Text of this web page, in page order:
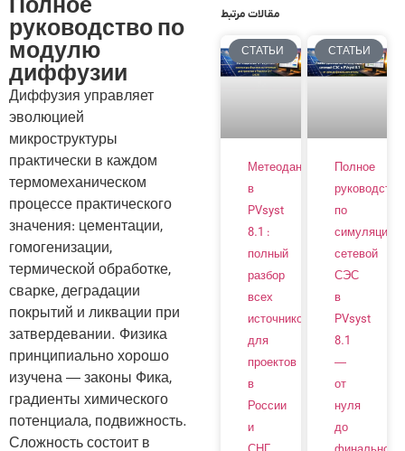
Полное
руководство по
модулю
диффузии
Диффузия управляет
эволюцией
микроструктуры
практически в каждом
термомеханическом
процессе практического
значения: цементации,
гомогенизации,
термической обработке,
сварке, деградации
покрытий и ликвации при
затвердевании. Физика
принципиально хорошо
изучена — законы Фика,
градиенты химического
потенциала, подвижность.
Сложность состоит в
مقالات مرتبط
СТАТЬИ
Метеоданные
в
PVsyst
8.1 :
полный
разбор
всех
источников
для
проектов
в
России
и
СТАТЬИ
Полное
руководство
по
симуляции
сетевой
СЭС
в
PVsyst
8.1
—
от
нуля
до